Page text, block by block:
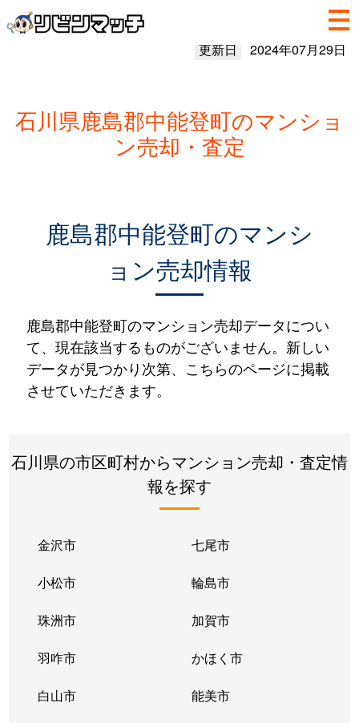
更新日 2024年07月29日
石川県鹿島郡中能登町のマンショ
ン売却・査定
鹿島郡中能登町のマンシ
ョン売却情報
鹿島郡中能登町のマンション売却データについ
て、現在該当するものがございません。新しい
データが見つかり次第、こちらのページに掲載
させていただきます。
石川県の市区町村からマンション売却・査定情
報を探す
金沢市 七尾市
小松市 輪島市
珠洲市 加賀市
羽咋市 かほく市
白山市 能美市